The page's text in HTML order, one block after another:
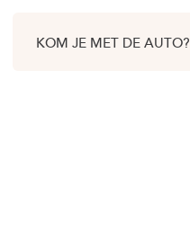
KOM JE MET DE AUTO?